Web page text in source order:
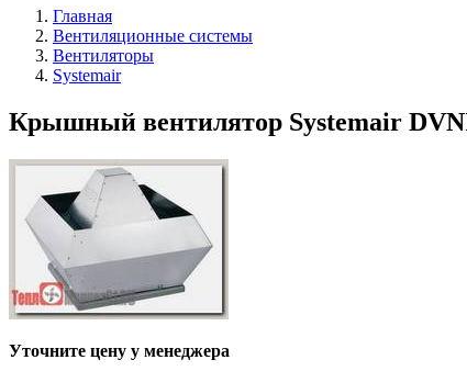
Главная
Вентиляционные системы
Вентиляторы
Systemair
Крышный вентилятор Systemair DVNI
Уточните цену у менеджера